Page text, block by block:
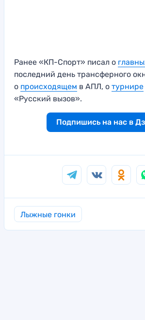
Ранее «КП-Спорт» писал о
последний день трансферного
о происходящем в АПЛ, о турнире
«Русский вызов».
Подпишись на нас в
Лыжные гонки